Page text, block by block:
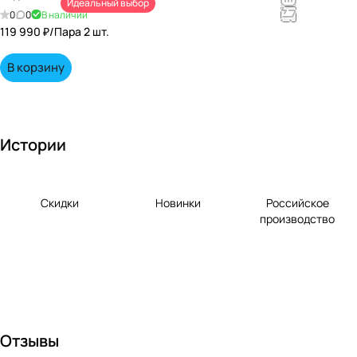
непревзойд
0 0 В наличии
Идеальный выбор
119 990 ₽/Пара 2 шт.
В корзину
Истории
Скидки Новинки
Российское
производство
Отзывы